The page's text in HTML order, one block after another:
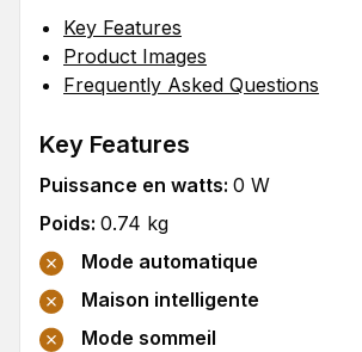
Key Features
Product Images
Frequently Asked Questions
Key Features
Puissance en watts: 0 W
Poids: 0.74 kg
Mode automatique
Maison intelligente
Mode sommeil